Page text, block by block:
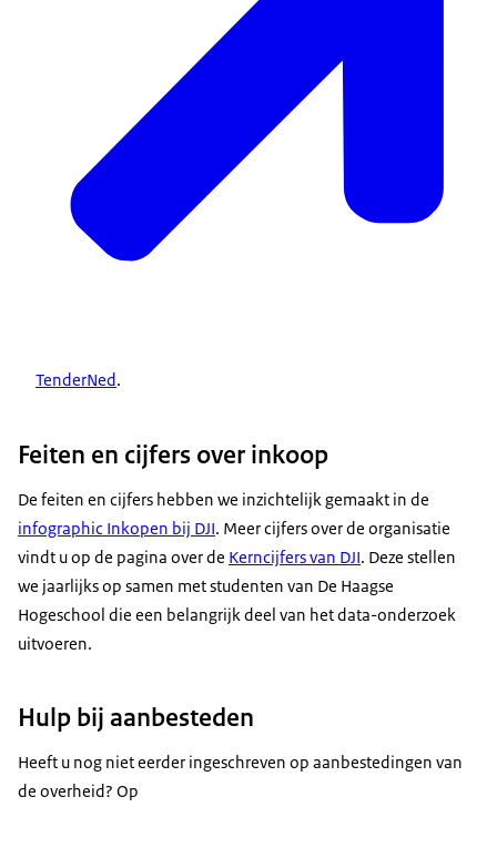
TenderNed.
Feiten en cijfers over inkoop
De feiten en cijfers hebben we inzichtelijk gemaakt in de
infographic Inkopen bij DJI. Meer cijfers over de organisatie
vindt u op de pagina over de Kerncijfers van DJI. Deze stellen
we jaarlijks op samen met studenten van De Haagse
Hogeschool die een belangrijk deel van het data-onderzoek
uitvoeren.
Hulp bij aanbesteden
Heeft u nog niet eerder ingeschreven op aanbestedingen van
de overheid? Op